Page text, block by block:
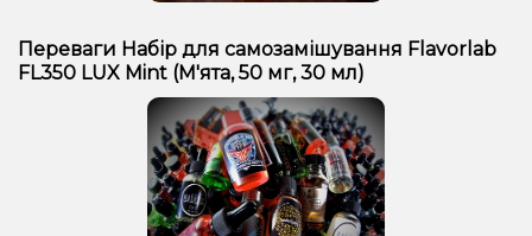
Переваги Набір для самозамішування Flavorlab
FL350 LUX Mint (М'ята, 50 мг, 30 мл)